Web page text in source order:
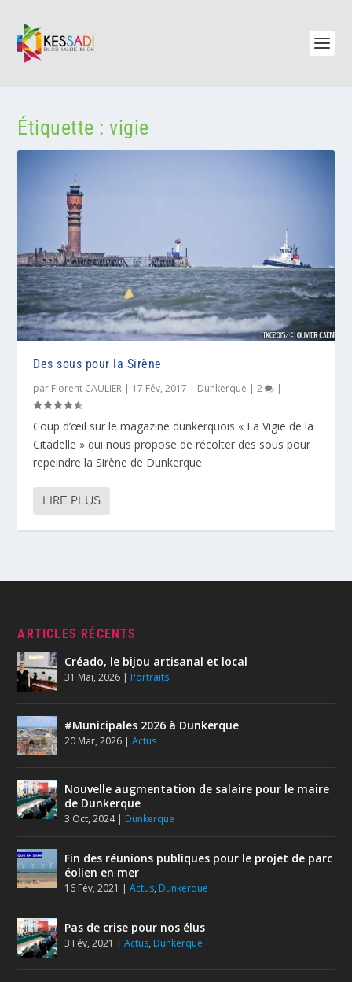
Étiquette :vigie
Des sous pour la Sirène
par Florent CAULIER | 17 Fév, 2017 | Dunkerque |2 |
Coup d’œil sur le magazine dunkerquois « La Vigie de la
Citadelle » qui nous propose de récolter des sous pour
repeindre la Sirène de Dunkerque.
LIRE PLUS
ARTICLES RÉCENTS
Créado, le bijou artisanal et local
31 Mai, 2026 | Portraits
#Municipales 2026 à Dunkerque
20 Mar, 2026 |Actus
Nouvelle augmentation de salaire pour le maire
de Dunkerque
3 Oct, 2024| Dunkerque
Fin des réunions publiques pour le projet de parc
éolien en mer
16 Fév, 2021 |Actus, Dunkerque
Pas de crise pour nos élus
3 Fév, 2021 |Actus, Dunkerque